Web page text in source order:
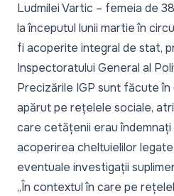
Ludmilei Vartic – femeia de
la începutul lunii martie în
fi acoperite integral de stat,
Inspectoratului General al
Precizările IGP sunt făcute
apărut pe rețelele sociale,
care cetățenii erau
acoperirea cheltuielilor
eventuale investigații
„În contextul în care pe